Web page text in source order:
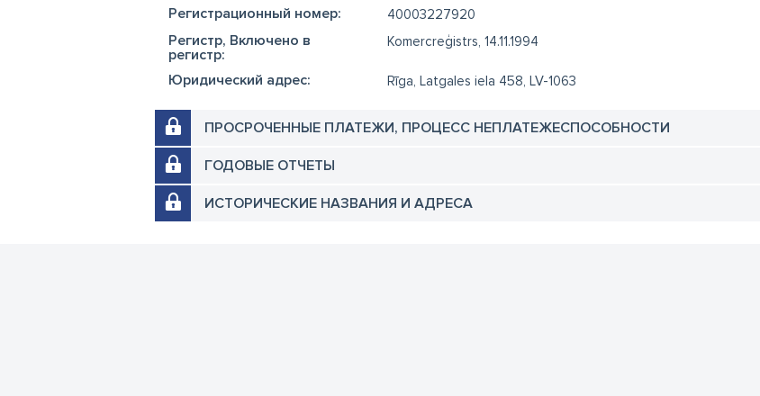
Регистрационный номер: 40003227920
Регистр, Включено в
регистр:
Komercreģistrs, 14.11.1994
Юридический адрес: Rīga, Latgales iela 458, LV-1063
ПРОСРОЧЕННЫЕ ПЛАТЕЖИ, ПРОЦЕСС НЕПЛАТЕЖЕСПОСОБНОСТИ
ГОДОВЫЕ ОТЧЕТЫ
ИСТОРИЧЕСКИЕ НАЗВАНИЯ И АДРЕСА